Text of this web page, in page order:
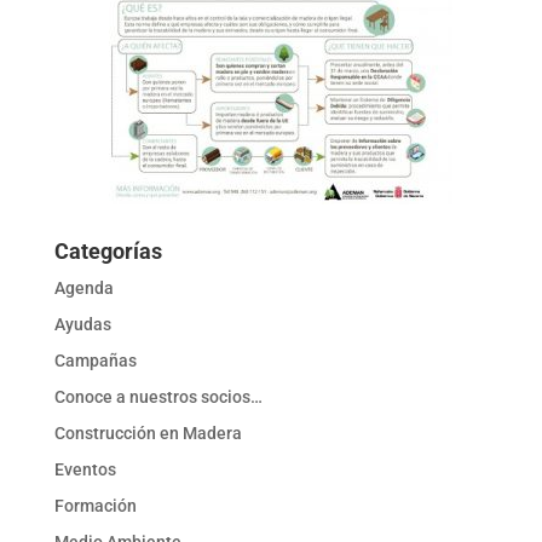
Categorías
Agenda
Ayudas
Campañas
Conoce a nuestros socios…
Construcción en Madera
Eventos
Formación